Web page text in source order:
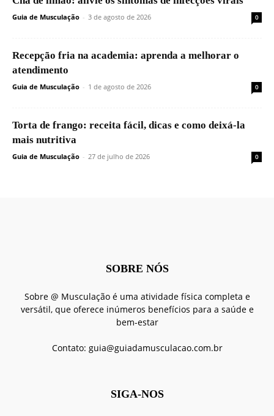
Guia de Musculação - 3 de agosto de 2026 0
Recepção fria na academia: aprenda a melhorar o
atendimento
Guia de Musculação - 1 de agosto de 2026 0
Torta de frango: receita fácil, dicas e como deixá-la
mais nutritiva
Guia de Musculação - 27 de julho de 2026 0
SOBRE NÓS
Sobre @ Musculação é uma atividade física completa e
versátil, que oferece inúmeros benefícios para a saúde e
bem-estar
Contato: guia@guiadamusculacao.com.br
SIGA-NOS